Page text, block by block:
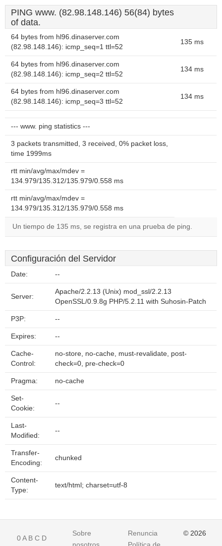
PING www. (82.98.148.146) 56(84) bytes
of data.
64 bytes from hl96.dinaserver.com
(82.98.148.146): icmp_seq=1 ttl=52
135 ms
64 bytes from hl96.dinaserver.com
(82.98.148.146): icmp_seq=2 ttl=52
134 ms
64 bytes from hl96.dinaserver.com
(82.98.148.146): icmp_seq=3 ttl=52
134 ms
--- www. ping statistics ---
3 packets transmitted, 3 received, 0% packet loss,
time 1999ms
rtt min/avg/max/mdev =
134.979/135.312/135.979/0.558 ms
rtt min/avg/max/mdev =
134.979/135.312/135.979/0.558 ms
Un tiempo de 135 ms, se registra en una prueba de ping.
Configuración del Servidor
Date: --
Server:
Apache/2.2.13 (Unix) mod_ssl/2.2.13
OpenSSL/0.9.8g PHP/5.2.11 with Suhosin-Patch
P3P: --
Expires: --
Cache-
Control:
no-store, no-cache, must-revalidate, post-
check=0, pre-check=0
Pragma: no-cache
Set-
Cookie:
--
Last-
Modified:
--
Transfer-
Encoding:
chunked
Content-
Type:
text/html; charset=utf-8
0A B C D
Sobre
Renuncia
© 2026